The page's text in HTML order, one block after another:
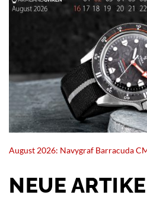
August 2026: Navygraf Barracuda
NEUE